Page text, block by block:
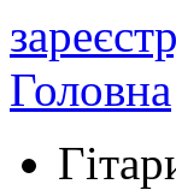
Головна